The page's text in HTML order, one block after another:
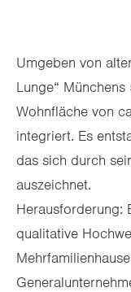
Umgeben von
Lunge“
Wohnfläche von
integriert. Es
das sich durch
auszeichnet.
Herausforderung:
qualitative